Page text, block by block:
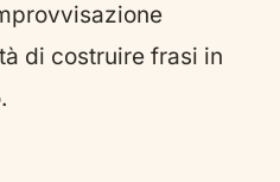
di costruire frasi in